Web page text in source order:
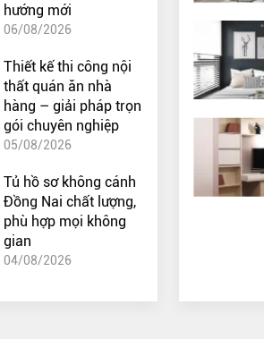
hướng mới
06/08/2026
Thiết kế thi công nội
thất quán ăn nhà
hàng – giải pháp trọn
gói chuyên nghiệp
05/08/2026
Tủ hồ sơ không cánh
Đồng Nai chất lượng,
phù hợp mọi không
gian
04/08/2026